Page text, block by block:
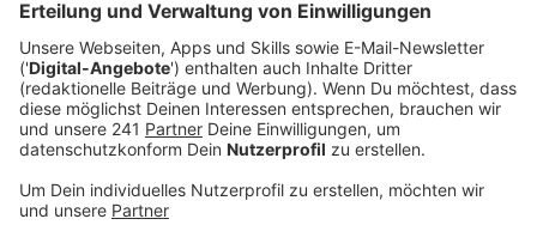
Wie viel sollten Menschen in Deutschland mindestens
verdienen? Das wird im langsam beginnenden
viele Menschen bei uns in der Stadt sind unmittelbar